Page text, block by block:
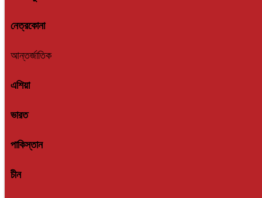
নেত্রকোনা
আন্তর্জাতিক
এশিয়া
ভারত
পাকিস্তান
চীন